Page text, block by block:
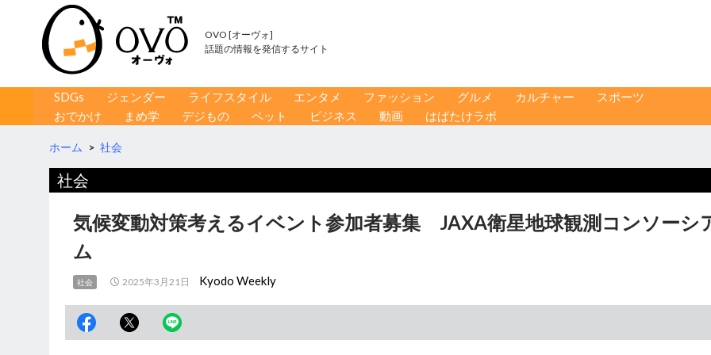
OVO [オーヴォ]
話題の情報を発信するサイト
コンテンツへ移動
SDGs ジェンダー ライフスタイル エンタメ ファッション グルメ カルチャー
スポーツ
おでかけ
まめ学 デジもの ペット ビジネス 動画 はばたけラボ
ホーム > 社会
社会
気候変動対策考えるイベント参加者募集 JAXA衛星地球観測コンソーシ
ム
社会 2025年3月21日 Kyodo Weekly